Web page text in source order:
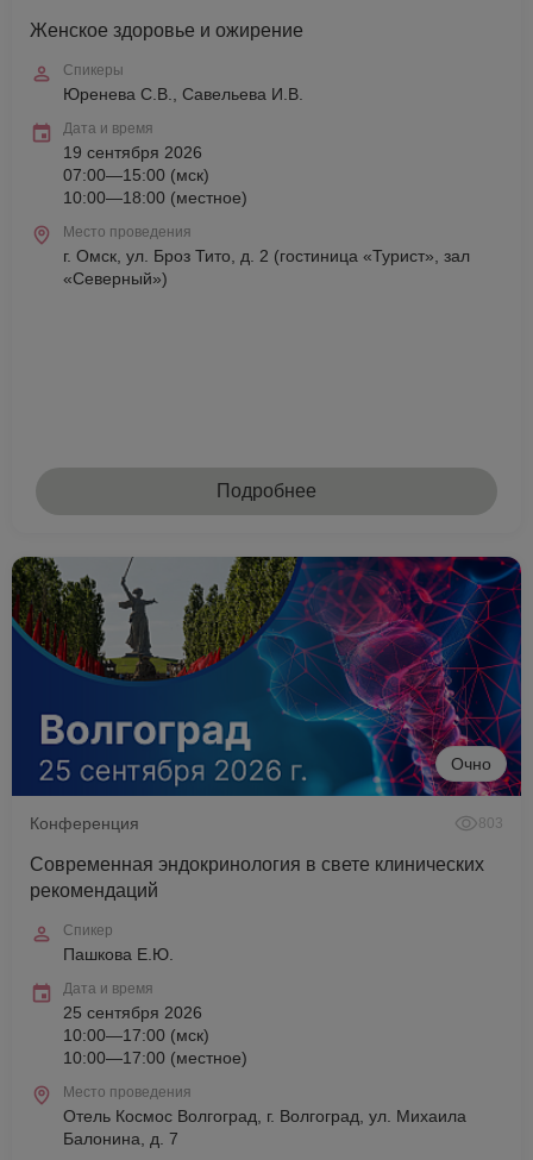
Женское здоровье и ожирение
Спикеры
Юренева С.В., Савельева И.В.
Дата и время
19 сентября 2026
07:00—15:00 (мск)
10:00—18:00 (местное)
Место проведения
г. Омск, ул. Броз Тито, д. 2 (гостиница «Турист», зал
«Северный»)
Подробнее
Очно
Конференция 803
Современная эндокринология в свете клинических
рекомендаций
Спикер
Пашкова Е.Ю.
Дата и время
25 сентября 2026
10:00—17:00 (мск)
10:00—17:00 (местное)
Место проведения
Отель Космос Волгоград, г. Волгоград, ул. Михаила
Балонина, д. 7